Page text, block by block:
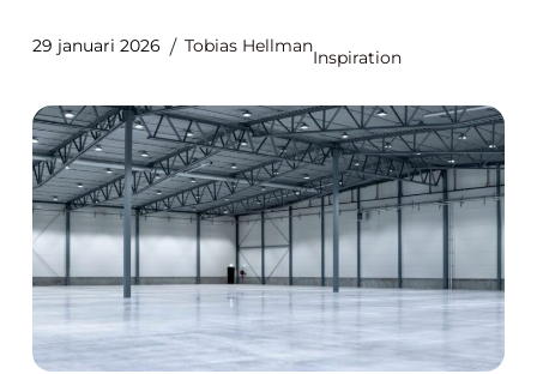
29 januari 2026 Tobias Hellman
Inspiration